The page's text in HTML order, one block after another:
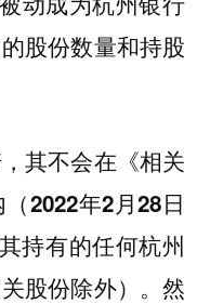
股份数量和持股
其不会在《相关
2022年2月28日
持有的任何杭州
股份除外）。然